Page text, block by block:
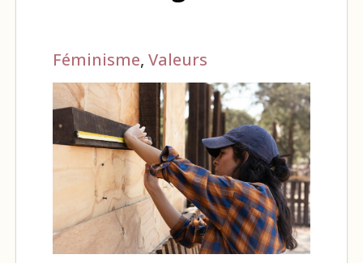
Féminisme, Valeurs